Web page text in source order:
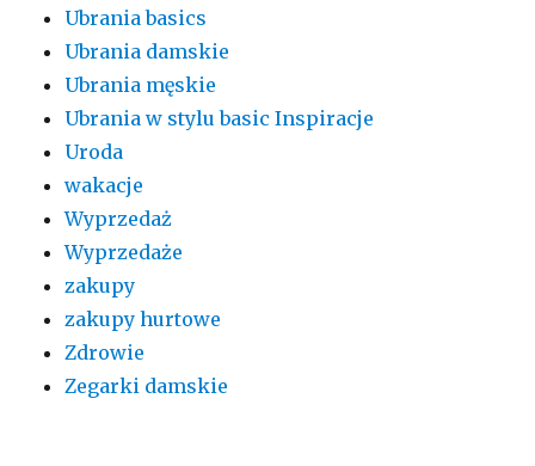
Ubrania basics
Ubrania damskie
Ubrania męskie
Ubrania w stylu basic Inspiracje
Uroda
wakacje
Wyprzedaż
Wyprzedaże
zakupy
zakupy hurtowe
Zdrowie
Zegarki damskie